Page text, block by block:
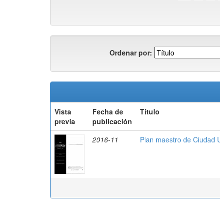
Ordenar por:
Vista
previa
Fecha de
publicación
Título
2016-11 Plan maestro de Ciudad